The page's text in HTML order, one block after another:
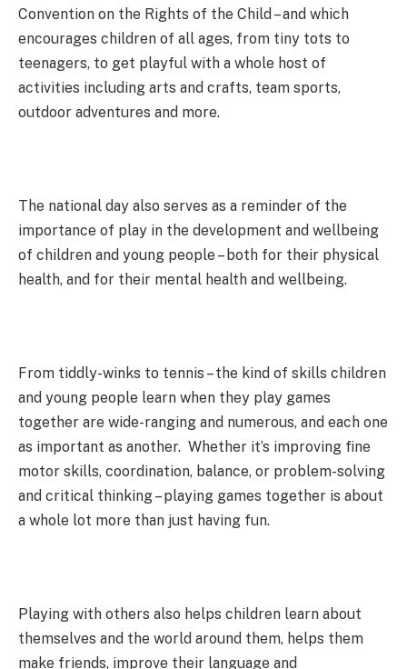
Convention on the Rights of the Child – and which
encourages children of all ages, from tiny tots to
teenagers, to get playful with a whole host of
activities including arts and crafts, team sports,
outdoor adventures and more.
The national day also serves as a reminder of the
importance of play in the development and wellbeing
of children and young people – both for their physical
health, and for their mental health and wellbeing.
From tiddly-winks to tennis – the kind of skills children
and young people learn when they play games
together are wide-ranging and numerous, and each one
as important as another. Whether it’s improving fine
motor skills, coordination, balance, or problem-solving
and critical thinking – playing games together is about
a whole lot more than just having fun.
Playing with others also helps children learn about
themselves and the world around them, helps them
make friends, improve their language and